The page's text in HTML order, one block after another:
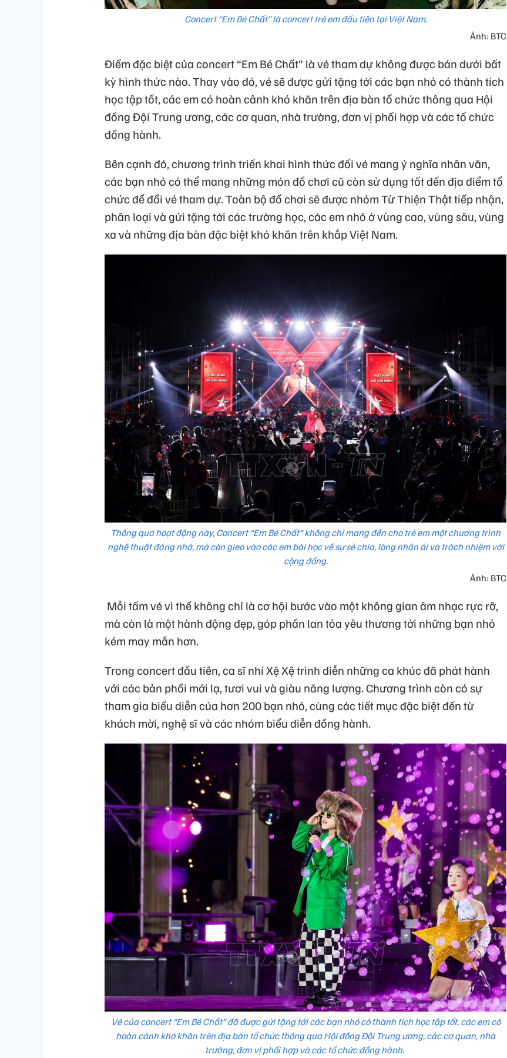
Concert “Em Bé Chất” là concert trẻ em đầu tiên tại Việt Nam.
Ảnh: BTC
Điểm đặc biệt của concert “Em Bé Chất” là vé tham dự không được bán dưới bất
kỳ hình thức nào. Thay vào đó, vé sẽ được gửi tặng tới các bạn nhỏ có thành tích
học tập tốt, các em có hoàn cảnh khó khăn trên địa bàn tổ chức thông qua Hội
đồng Đội Trung ương, các cơ quan, nhà trường, đơn vị phối hợp và các tổ chức
đồng hành.
Bên cạnh đó, chương trình triển khai hình thức đổi vé mang ý nghĩa nhân văn,
các bạn nhỏ có thể mang những món đồ chơi cũ còn sử dụng tốt đến địa điểm tổ
chức để đổi vé tham dự. Toàn bộ đồ chơi sẽ được nhóm Từ Thiện Thật tiếp nhận,
phân loại và gửi tặng tới các trường học, các em nhỏ ở vùng cao, vùng sâu, vùng
xa và những địa bàn đặc biệt khó khăn trên khắp Việt Nam.
Thông qua hoạt động này, Concert “Em Bé Chất” không chỉ mang đến cho trẻ em một chương trình
nghệ thuật đáng nhớ, mà còn gieo vào các em bài học về sự sẻ chia, lòng nhân ái và trách nhiệm với
cộng đồng.
Ảnh: BTC
Mỗi tấm vé vì thế không chỉ là cơ hội bước vào một không gian âm nhạc rực rỡ,
mà còn là một hành động đẹp, góp phần lan tỏa yêu thương tới những bạn nhỏ
kém may mắn hơn.
Trong concert đầu tiên, ca sĩ nhí Xệ Xệ trình diễn những ca khúc đã phát hành
với các bản phối mới lạ, tươi vui và giàu năng lượng. Chương trình còn có sự
tham gia biểu diễn của hơn 200 bạn nhỏ, cùng các tiết mục đặc biệt đến từ
khách mời, nghệ sĩ và các nhóm biểu diễn đồng hành.
Vé của concert “Em Bé Chất” đã được gửi tặng tới các bạn nhỏ có thành tích học tập tốt, các em có
hoàn cảnh khó khăn trên địa bàn tổ chức thông qua Hội đồng Đội Trung ương, các cơ quan, nhà
trường, đơn vị phối hợp và các tổ chức đồng hành.